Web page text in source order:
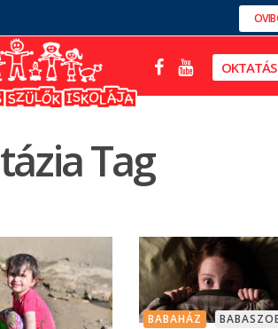
OKTATÁS
Tag
BABAHÁZ